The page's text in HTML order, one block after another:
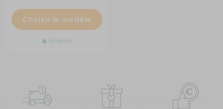
Choisir le modèle
En stock